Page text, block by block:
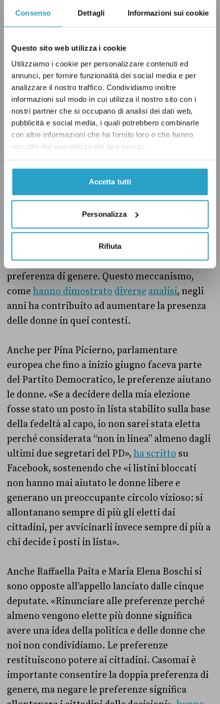
Consenso Dettagli Informazioni sui cookie
Questo sito web utilizza i cookie
Utilizziamo i cookie per personalizzare contenuti ed
annunci, per fornire funzionalità dei social media e per
analizzare il nostro traffico. Condividiamo inoltre
informazioni sul modo in cui utilizza il nostro sito con i
nostri partner che si occupano di analisi dei dati web,
pubblicità e social media, i quali potrebbero combinarle
con altre informazioni che ha fornito loro o che hanno
raccolto dal suo utilizzo dei loro servizi.
Accetta tutti
Personalizza
Rifiuta
di genere, cioè la possibilità di esprimere due
preferenze solo se rivolte a un uomo e a una
donna. È proprio su questo meccanismo, già
introdotto in altri livelli di voto come le
elezioni nei comuni con più di 5 mila abitanti,
che si concentra l’argomento di chi ritiene che
le preferenze, se ben costruite, possano aiutare
le donne invece che danneggiarle.
Chi dice sì
Secondo Lia Quartapelle, le liste bloccate
il rapporto tra parlamentari e
leader di partito più che quello tra eletti ed
elettori, e finiscono per premiare la fedeltà al
vertice più della rappresentanza. Quartapelle
non propone la preferenza “pura”, ma la
preferenza accompagnata dalla doppia
preferenza di genere. Questo meccanismo,
come hanno dimostrato diverse analisi, negli
anni ha contribuito ad aumentare la presenza
delle donne in quei contesti.
Anche per Pina Picierno, parlamentare
europea che fino a inizio giugno faceva parte
del Partito Democratico, le preferenze aiutano
le donne. «Se a decidere della mia elezione
fosse stato un posto in lista stabilito sulla base
della fedeltà al capo, io non sarei stata eletta
perché considerata “non in linea” almeno dagli
ultimi due segretari del PD», ha scritto su
Facebook, sostenendo che «i listini bloccati
non hanno mai aiutato le donne libere e
generano un preoccupante circolo vizioso: si
allontanano sempre di più gli eletti dai
cittadini, per avvicinarli invece sempre di più a
chi decide i posti in lista».
Anche Raffaella Paita e Maria Elena Boschi si
sono opposte all’appello lanciato dalle cinque
deputate. «Rinunciare alle preferenze perché
almeno vengono elette più donne significa
avere una idea della politica e delle donne che
noi non condividiamo. Le preferenze
restituiscono potere ai cittadini. Casomai è
importante consentire la doppia preferenza di
genere, ma negare le preferenze significa